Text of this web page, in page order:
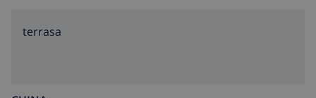
terrasa